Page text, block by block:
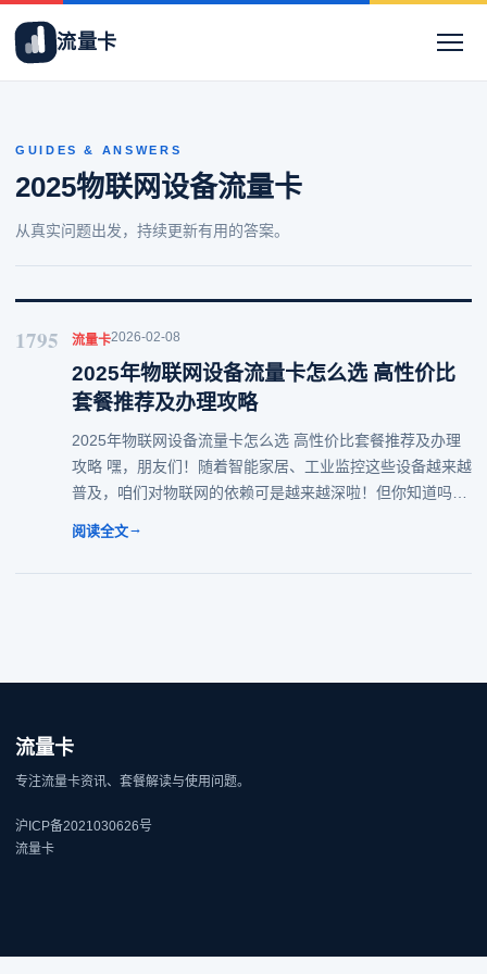
流量卡
GUIDES & ANSWERS
2025物联网设备流量卡
从真实问题出发，持续更新有用的答案。
1795 流量卡2026-02-08
2025年物联网设备流量卡怎么选 高性价比
套餐推荐及办理攻略
2025年物联网设备流量卡怎么选 高性价比套餐推荐及办理
攻略 嘿，朋友们！随着智能家居、工业监控这些设备越来越
普及，咱们对物联网的依赖可是越来越深啦！但你知道吗？
阅读全文→
流量卡
专注流量卡资讯、套餐解读与使用问题。
沪ICP备2021030626号
流量卡